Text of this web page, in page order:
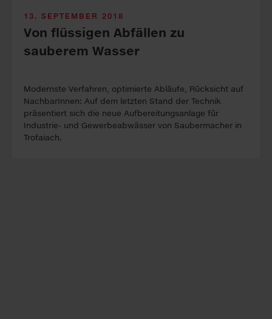
13. SEPTEMBER 2018
Von flüssigen Abfällen zu
sauberem Wasser
Modernste Verfahren, optimierte Abläufe, Rücksicht auf
NachbarInnen: Auf dem letzten Stand der Technik
präsentiert sich die neue Aufbereitungsanlage für
Industrie- und Gewerbeabwässer von Saubermacher in
Trofaiach.